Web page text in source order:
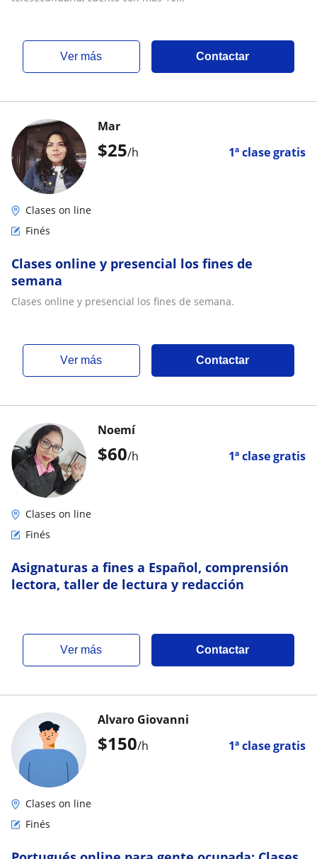
ver más Contactar
$25/h 1ª clase gratis
Mar
Clases on line
Finés
Clases online y presencial los fines de
semana
Clases online y presencial los fines de semana.
ver más Contactar
$60/h 1ª clase gratis
Noemí
Clases on line
Finés
Asignaturas a fines a Español, comprensión
lectora, taller de lectura y redacción
ver más Contactar
$150/h 1ª clase gratis
Alvaro Giovanni
Clases on line
Finés